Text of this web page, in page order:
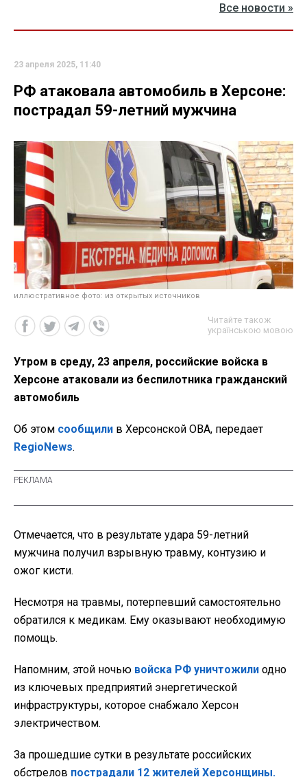
Все новости »
23 апреля 2025, 11:40
РФ атаковала автомобиль в Херсоне:
пострадал 59-летний мужчина
иллюстративное фото: из открытых источников
Читайте також
українською мовою
Утром в среду, 23 апреля, российские войска в
Херсоне атаковали из беспилотника гражданский
автомобиль
Об этом сообщили в Херсонской ОВА, передает
RegioNews.
Отмечается, что в результате удара 59-летний
мужчина получил взрывную травму, контузию и
ожог кисти.
Несмотря на травмы, потерпевший самостоятельно
обратился к медикам. Ему оказывают необходимую
помощь.
Напомним, этой ночью войска РФ уничтожили одно
из ключевых предприятий энергетической
инфраструктуры, которое снабжало Херсон
электричеством.
За прошедшие сутки в результате российских
обстрелов пострадали 12 жителей Херсонщины.